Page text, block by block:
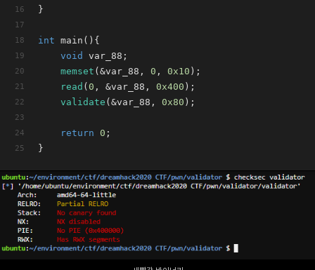
}
int main () {
void
var_88;
memset (&var_88, 0 , 0x10 );
read ( 0 , &var_88, 0x400 );
validate (&var_88, 0x80 );
return 0 ;
}